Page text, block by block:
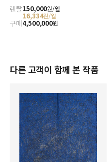
렌탈150,000원/월
16,334원/월
구매4,500,000원
다른 고객이 함께 본 작품